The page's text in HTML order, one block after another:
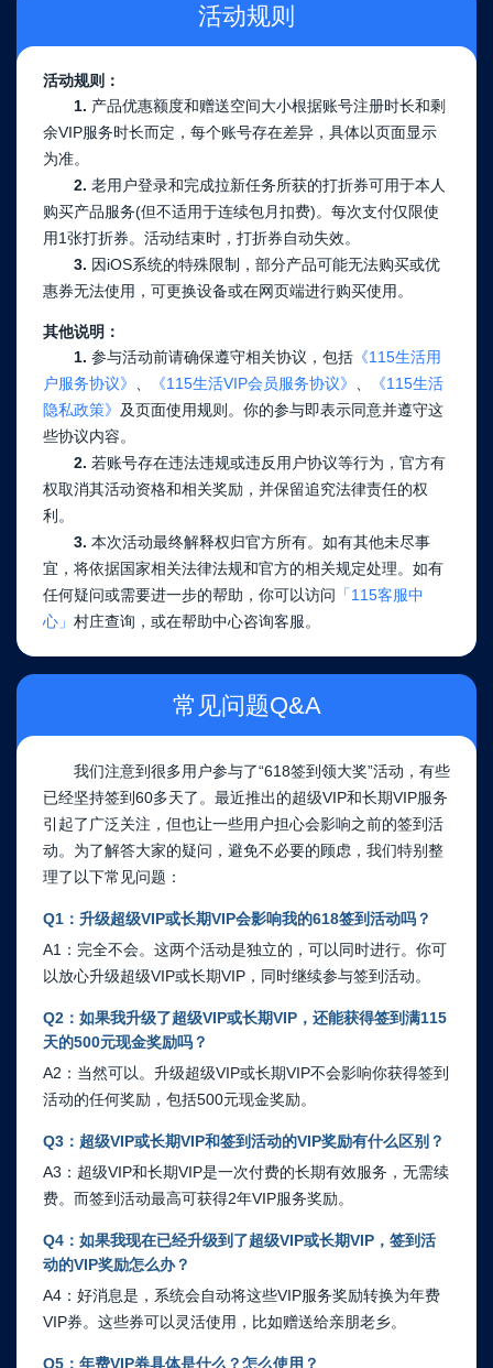
活动规则
活动规则：
1. 产品优惠额度和赠送空间大小根据账号注册时长和剩
余VIP服务时长而定，每个账号存在差异，具体以页面显示
为准。
2. 老用户登录和完成拉新任务所获的打折券可用于本人
购买产品服务(但不适用于连续包月扣费)。每次支付仅限使
用1张打折券。活动结束时，打折券自动失效。
3. 因iOS系统的特殊限制，部分产品可能无法购买或优
惠券无法使用，可更换设备或在网页端进行购买使用。
其他说明：
1. 参与活动前请确保遵守相关协议，包括 《115生活用
户服务协议》
《115生活VIP会员服务协议》
《115生活
隐私政策》 及页面使用规则。你的参与即表示同意并遵守这
些协议内容。
2. 若账号存在违法违规或违反用户协议等行为，官方有
权取消其活动资格和相关奖励，并保留追究法律责任的权
利。
3. 本次活动最终解释权归官方所有。如有其他未尽事
宜，将依据国家相关法律法规和官方的相关规定处理。如有
任何疑问或需要进一步的帮助，你可以访问 「115客服中
心」 村庄查询，或在帮助中心咨询客服。
常见问题Q&A
我们注意到很多用户参与了“618签到领大奖”活动，有些
已经坚持签到60多天了。最近推出的超级VIP和长期VIP服务
引起了广泛关注，但也让一些用户担心会影响之前的签到活
动。为了解答大家的疑问，避免不必要的顾虑，我们特别整
理了以下常见问题：
Q1：升级超级VIP或长期VIP会影响我的618签到活动吗？
A1：完全不会。这两个活动是独立的，可以同时进行。你可
以放心升级超级VIP或长期VIP，同时继续参与签到活动。
Q2：如果我升级了超级VIP或长期VIP，还能获得签到满115
天的500元现金奖励吗？
A2：当然可以。升级超级VIP或长期VIP不会影响你获得签到
活动的任何奖励，包括500元现金奖励。
Q3：超级VIP或长期VIP和签到活动的VIP奖励有什么区别？
A3：超级VIP和长期VIP是一次付费的长期有效服务，无需续
费。而签到活动最高可获得2年VIP服务奖励。
Q4：如果我现在已经升级到了超级VIP或长期VIP，签到活
动的VIP奖励怎么办？
A4：好消息是，系统会自动将这些VIP服务奖励转换为年费
VIP券。这些券可以灵活使用，比如赠送给亲朋老乡。
Q5：年费VIP券具体是什么？怎么使用？